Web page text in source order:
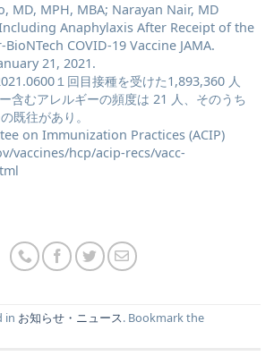
MD, MPH, MBA; Narayan Nair, MD
Anaphylaxis After Receipt of the
COVID-19 Vaccine JAMA.
21, 2021.
１回⽬接種を受けた1,893,360 ⼈
含むアレルギーの頻度は 21 ⼈、そのうち
既往があり。
on Immunization Practices (ACIP)
vaccines/hcp/acip-recs/vacc-
in お知らせ・ニュース. Bookmark the